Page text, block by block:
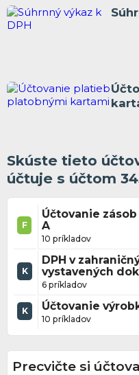
Skúste tieto
účtuje s účtom
F
Účtovanie
A
10 príkladov
K
DPH v
vystavených
6 príkladov
K Účtovanie
10 príkladov
Precvičte si